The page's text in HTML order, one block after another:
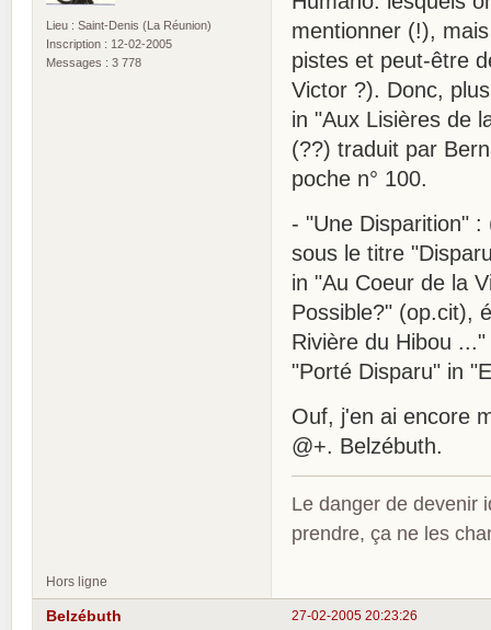
Lieu : Saint-Denis (La Réunion)
Inscription : 12-02-2005
Messages : 3 778
mentionner (!),
pistes et peut-être
Victor ?). Donc,
in "Aux Lisières de
(??) traduit par
poche n° 100.
- "Une Disparition"
sous le titre
in "Au Coeur de la
Possible?" (op.cit),
Rivière du Hibou
"Porté Disparu" in
Ouf, j'en ai encore
@+. Belzébuth.
Le danger de devenir
prendre, ça ne les
Hors ligne
27-02-2005 20:23:26
Belzébuth